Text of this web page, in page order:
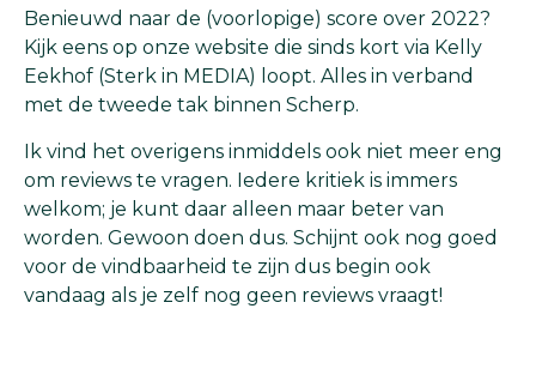
Benieuwd naar de (voorlopige) score over 2022?
Kijk eens op onze website die sinds kort via Kelly
Eekhof (Sterk in MEDIA) loopt. Alles in verband
met de tweede tak binnen Scherp.
Ik vind het overigens inmiddels ook niet meer eng
om reviews te vragen. Iedere kritiek is immers
welkom; je kunt daar alleen maar beter van
worden. Gewoon doen dus. Schijnt ook nog goed
voor de vindbaarheid te zijn dus begin ook
vandaag als je zelf nog geen reviews vraagt!